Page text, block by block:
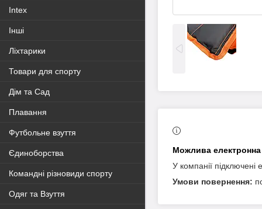
У компанії
Intex
Інші
Ліхтарики
Товари для спорту
Дім та Сад
Плавання
Футбольне взуття
Єдиноборства
Командні різновиди спорту
Одяг та Взуття